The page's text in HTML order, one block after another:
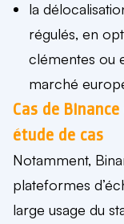
la
régulés, en
clémentes ou
marché
Cas de
étude de cas
Notamment,
plateformes
large usage du